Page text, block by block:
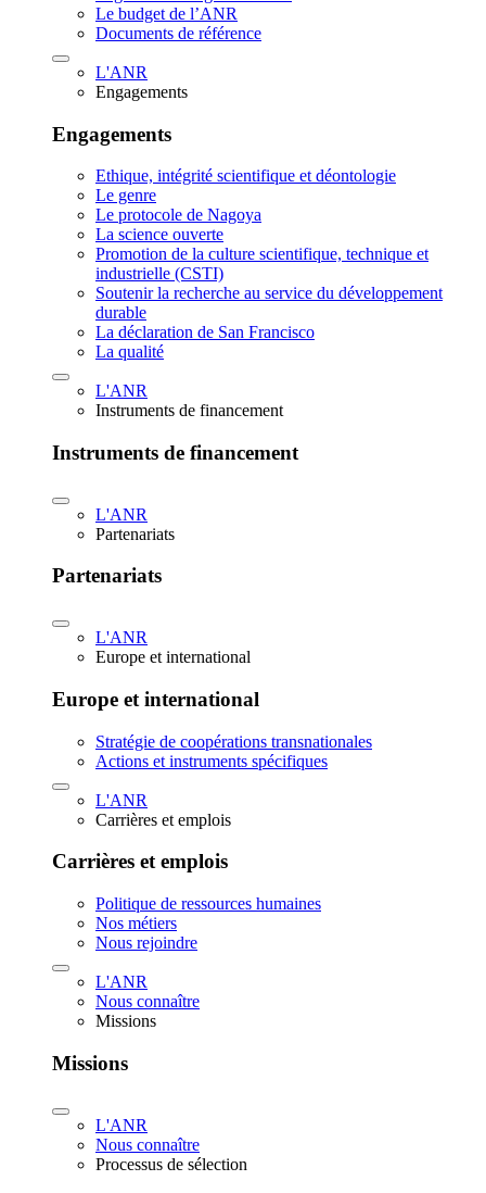
Le budget de l’ANR
Documents de référence
L'ANR
Engagements
Engagements
Ethique, intégrité scientifique et déontologie
Le genre
Le protocole de Nagoya
La science ouverte
Promotion de la culture scientifique, technique et
industrielle (CSTI)
Soutenir la recherche au service du développement
durable
La déclaration de San Francisco
La qualité
L'ANR
Instruments de financement
Instruments de financement
L'ANR
Partenariats
Partenariats
L'ANR
Europe et international
Europe et international
Stratégie de coopérations transnationales
Actions et instruments spécifiques
L'ANR
Carrières et emplois
Carrières et emplois
Politique de ressources humaines
Nos métiers
Nous rejoindre
L'ANR
Nous connaître
Missions
Missions
L'ANR
Nous connaître
Processus de sélection